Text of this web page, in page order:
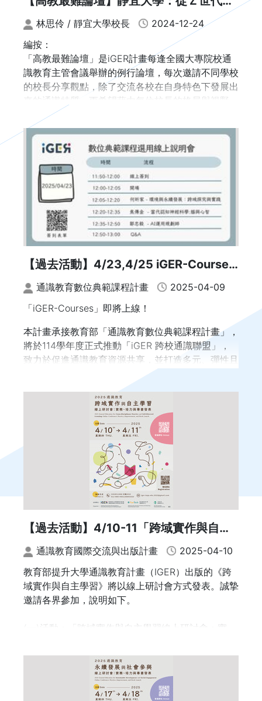
生的生命與學習經驗出發
林思伶 / 靜宜大學校長
2024-12-24
編按：
「高教最難論壇」是iGER計畫每逢全國大專院校通
識教育主管會議舉辦的例行論壇，每次邀請不同學校
的校長分享觀點，除了交流各校在自身特色下發展出
來的通識特質，更希望藉由每位校長的格局與視野，
看見推動通識教育的困難點與突破方法。
【過去活動】4/23,4/25 iGER-Courses
數位典範課程選用線上說明會
通識教育數位典範課程計畫
2025-04-09
「iGER-Courses」即將上線！
本計畫承接教育部「通識教育數位典範課程計畫」，
將於114學年度正式推動「iGER 跨校通識聯盟」，
致力於促進通識教育資源共享，並打造多元、彈性且
為協助各校教師與行政同仁全面了解「iGER 跨校通
識聯盟」之規劃方向與課程內容，
特別舉辦【iGER-Courses 數位典範課程選用說明
會】，提供第一手課程資訊與參與機會。
本次說明會將邀請 114-1 學期即將開設之課程授課教
親自介紹課程架構與模組設計，並分享課程特色、教
學經驗與實際應用方式。
現場亦將安排即時交流環節，提供與會者提問與討論
的機會。
本活動誠摯邀請全國有意參與聯盟、申請開課，或希
望進一步了解計畫內容之教師與行政同仁踴躍參加。
活動資訊
(一)日期：114年4月23日（星期三）、114年4月25
日（星期五）
(四)報名方式:採線上報名，網址：https://forms.gl
e/eMEfRPjXNzVjUkQT6，即日起至4月20日（週
【過去活動】4/10-11「跨域實作與自主
學習線上研討會：實務、培力與專書發
通識教育國際交流與出版計畫
2025-04-10
教育部提升大學通識教育計畫（IGER）出版的《跨
域實作與自主學習》將以線上研討會方式發表。誠摯
邀請各界參加，說明如下。
(一)活動：「跨域實作與自主學習線上研討會：實
(二)議程如附件。
(三)時間：114年4月10日(週四)10:00至4月11日(週